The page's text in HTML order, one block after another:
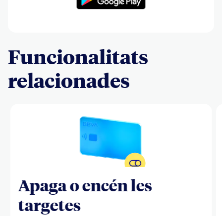
Funcionalitats
relacionades
Apaga o encén les
targetes